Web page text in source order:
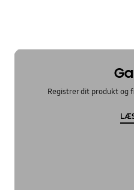
Registrer dit produkt og